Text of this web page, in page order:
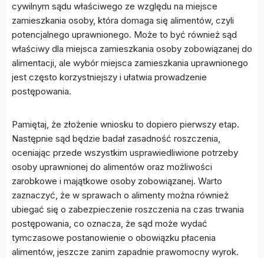
cywilnym sądu właściwego ze względu na miejsce
zamieszkania osoby, która domaga się alimentów, czyli
potencjalnego uprawnionego. Może to być również sąd
właściwy dla miejsca zamieszkania osoby zobowiązanej do
alimentacji, ale wybór miejsca zamieszkania uprawnionego
jest często korzystniejszy i ułatwia prowadzenie
postępowania.
Pamiętaj, że złożenie wniosku to dopiero pierwszy etap.
Następnie sąd będzie badał zasadność roszczenia,
oceniając przede wszystkim usprawiedliwione potrzeby
osoby uprawnionej do alimentów oraz możliwości
zarobkowe i majątkowe osoby zobowiązanej. Warto
zaznaczyć, że w sprawach o alimenty można również
ubiegać się o zabezpieczenie roszczenia na czas trwania
postępowania, co oznacza, że sąd może wydać
tymczasowe postanowienie o obowiązku płacenia
alimentów, jeszcze zanim zapadnie prawomocny wyrok.